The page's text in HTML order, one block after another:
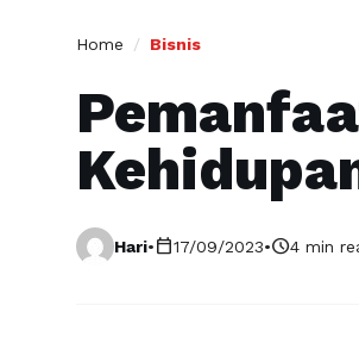
Home / Bisnis
Hari•calendar_today17/09/2023•schedule4 min